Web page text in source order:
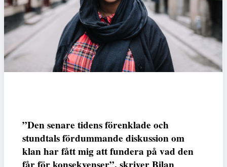
”Den senare tidens förenklade och
stundtals fördummande diskussion om
klan har fått mig att fundera på vad den